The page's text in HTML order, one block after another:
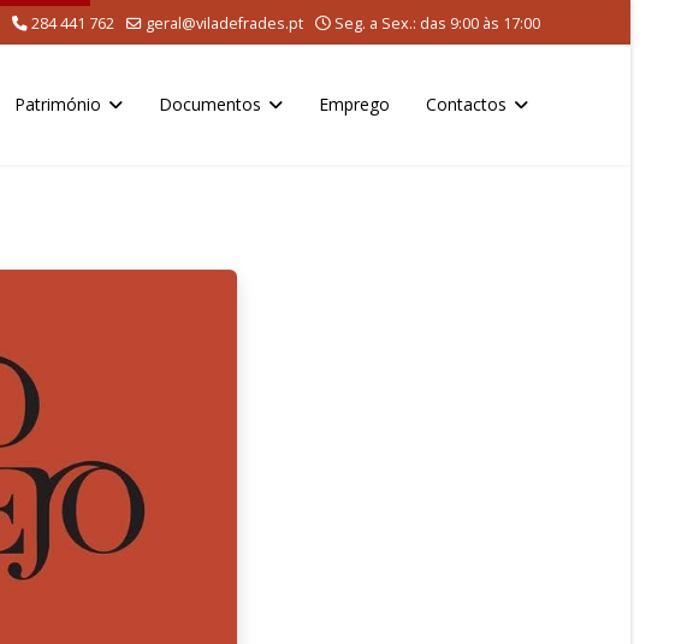
284 441 762 geral@viladefrades.pt Seg. a Sex.: das 9:00 às 17:00
Património Documentos Emprego Contactos